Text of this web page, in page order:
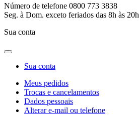
Número de telefone 0800 773 3838
Seg. à Dom. exceto feriados das 8h às 20h
Sua conta
Sua conta
Meus pedidos
Trocas e cancelamentos
Dados pessoais
Alterar e-mail ou telefone